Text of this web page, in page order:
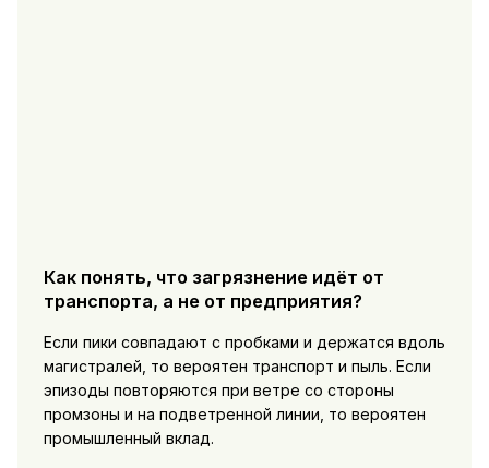
Как понять, что загрязнение идёт от
транспорта, а не от предприятия?
Если пики совпадают с пробками и держатся вдоль
магистралей, то вероятен транспорт и пыль. Если
эпизоды повторяются при ветре со стороны
промзоны и на подветренной линии, то вероятен
промышленный вклад.